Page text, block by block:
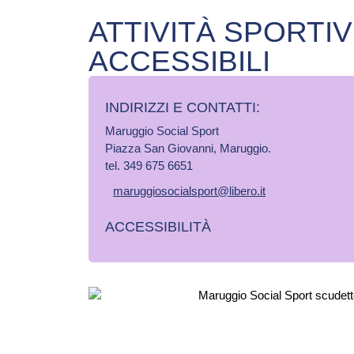
ATTIVITÀ
ACCESSIBILI
INDIRIZZI E CONTATTI:​
Maruggio Social Sport
Piazza San Giovanni, Maruggio.
tel. 349 675 6651
maruggiosocialsport@libero.it
ACCESSIBILITÀ